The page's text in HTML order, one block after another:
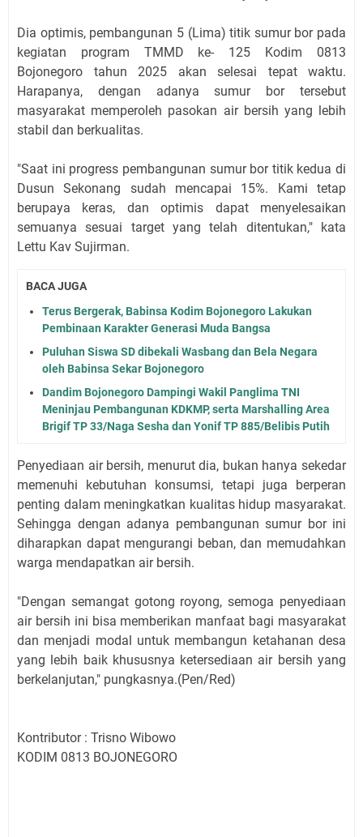
Dia optimis, pembangunan 5 (Lima) titik sumur bor pada
kegiatan program TMMD ke- 125 Kodim 0813
Bojonegoro tahun 2025 akan selesai tepat waktu.
Harapanya, dengan adanya sumur bor tersebut
masyarakat memperoleh pasokan air bersih yang lebih
stabil dan berkualitas.
"Saat ini progress pembangunan sumur bor titik kedua di
Dusun Sekonang sudah mencapai 15%. Kami tetap
berupaya keras, dan optimis dapat menyelesaikan
semuanya sesuai target yang telah ditentukan," kata
Lettu Kav Sujirman.
BACA JUGA
Terus Bergerak, Babinsa Kodim Bojonegoro Lakukan
Pembinaan Karakter Generasi Muda Bangsa
Puluhan Siswa SD dibekali Wasbang dan Bela Negara
oleh Babinsa Sekar Bojonegoro
Dandim Bojonegoro Dampingi Wakil Panglima TNI
Meninjau Pembangunan KDKMP, serta Marshalling Area
Brigif TP 33/Naga Sesha dan Yonif TP 885/Belibis Putih
Penyediaan air bersih, menurut dia, bukan hanya sekedar
memenuhi kebutuhan konsumsi, tetapi juga berperan
penting dalam meningkatkan kualitas hidup masyarakat.
Sehingga dengan adanya pembangunan sumur bor ini
diharapkan dapat mengurangi beban, dan memudahkan
warga mendapatkan air bersih.
"Dengan semangat gotong royong, semoga penyediaan
air bersih ini bisa memberikan manfaat bagi masyarakat
dan menjadi modal untuk membangun ketahanan desa
yang lebih baik khususnya ketersediaan air bersih yang
berkelanjutan," pungkasnya.(Pen/Red)
Kontributor : Trisno Wibowo
KODIM 0813 BOJONEGORO